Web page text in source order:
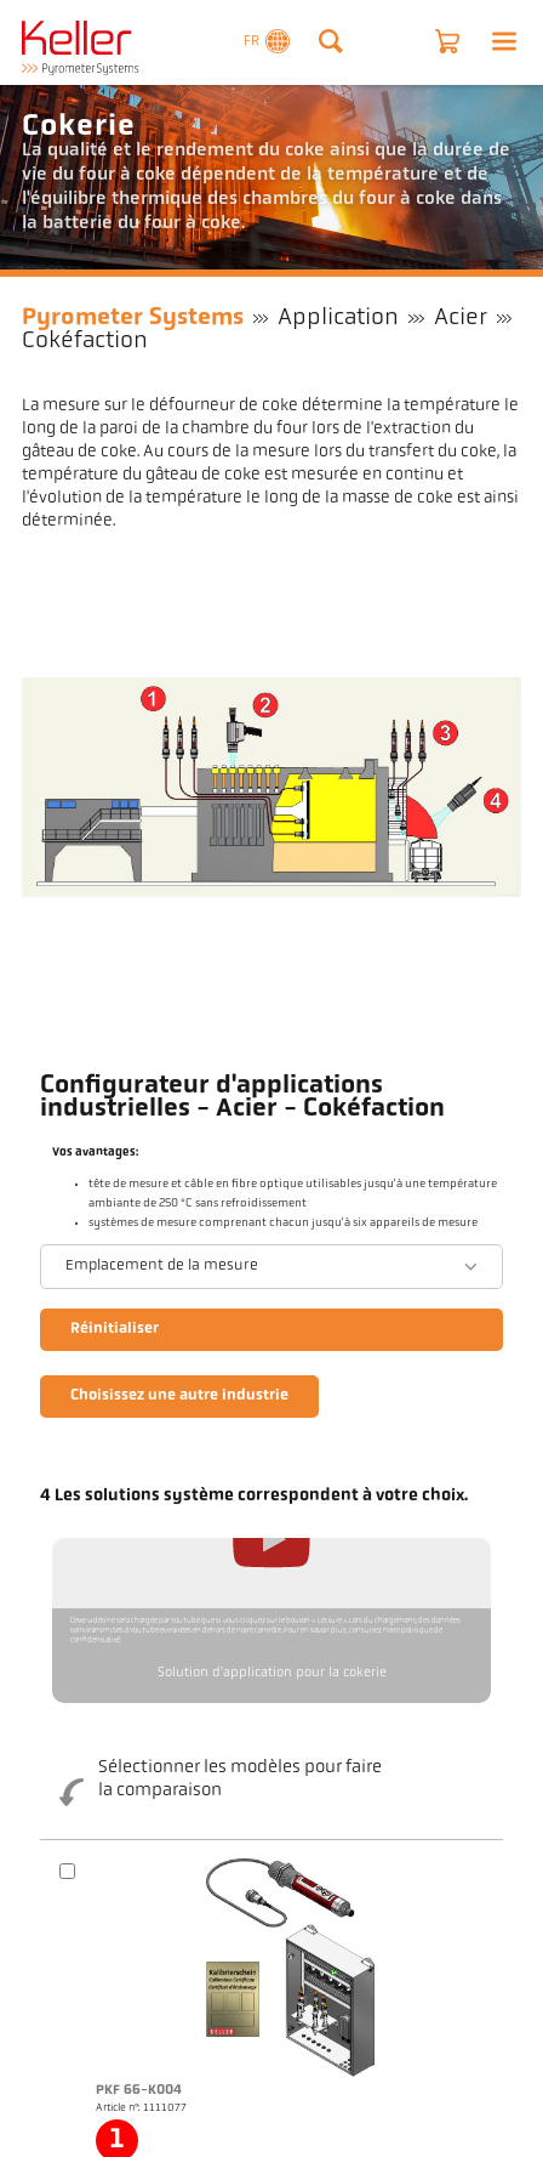
FR
Cokerie
La qualité et le rendement du coke ainsi que la durée de
vie du four à coke dépendent de la température et de
l'équilibre thermique des chambres du four à coke dans
la batterie du four à coke.
Pyrometer Systems Application
Acier
Cokéfaction
La mesure sur le défourneur de coke détermine la température le
long de la paroi de la chambre du four lors de l'extraction du
gâteau de coke. Au cours de la mesure lors du transfert du coke, la
température du gâteau de coke est mesurée en continu et
l'évolution de la température le long de la masse de coke est ainsi
déterminée.
Configurateur d'applications
industrielles - Acier - Cokéfaction
Vos avantages:
tête de mesure et câble en fibre optique utilisables jusqu'à une température
ambiante de 250 °C sans refroidissement
systèmes de mesure comprenant chacun jusqu'à six appareils de mesure
Emplacement de la mesure
Réinitialiser
Choisissez une autre industrie
4 Les solutions système correspondent à votre choix.
Cette vidéo ne sera chargée par YouTube que si vous cliquez sur le bouton « Lecture ». Lors du chargement, des données
sont transmises à YouTube et traitées en dehors de notre contrôle. Pour en savoir plus, consultez notre politique de
confidentialité.
Solution d'application pour la cokerie
Sélectionner les modèles pour faire
la comparaison
PKF 66-K004
Article n°: 1111077
1